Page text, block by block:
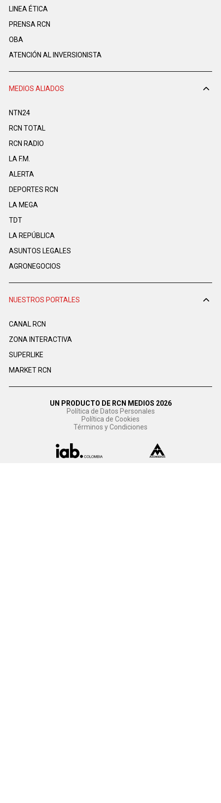
LINEA ÉTICA
PRENSA RCN
OBA
ATENCIÓN AL INVERSIONISTA
MEDIOS ALIADOS
NTN24
RCN TOTAL
RCN RADIO
LA F.M.
ALERTA
DEPORTES RCN
LA MEGA
TDT
LA REPÚBLICA
ASUNTOS LEGALES
AGRONEGOCIOS
NUESTROS PORTALES
CANAL RCN
ZONA INTERACTIVA
SUPERLIKE
MARKET RCN
UN PRODUCTO DE RCN MEDIOS 2026
Política de Datos Personales
Política de Cookies
Términos y Condiciones